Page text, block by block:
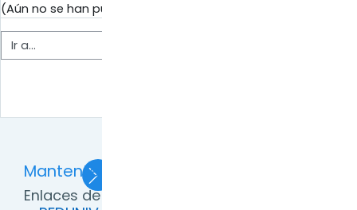
(Aún no se han publicado noticias.)
Ir a...
Mantente en contacto
Enlaces de Interés